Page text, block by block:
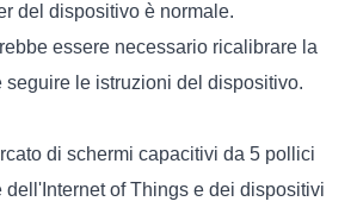
del dispositivo è normale.
essere necessario ricalibrare la
seguire le istruzioni del dispositivo.
di schermi capacitivi da 5 pollici
of Things e dei dispositivi